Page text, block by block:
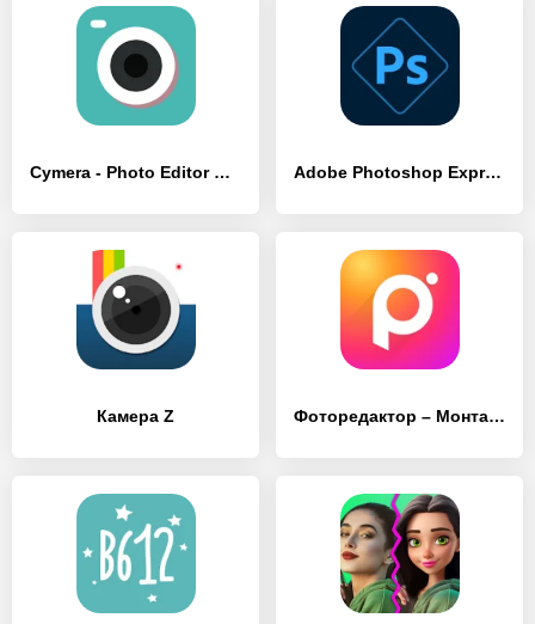
Cymera - Photo Editor Collage Adobe Photoshop Express
Камера Z Фоторедактор – Mонтаж Фото Pro